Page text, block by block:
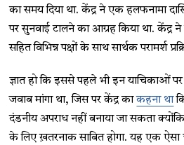
का समय दिया था. केंद्र ने एक हलफनामा
पर सुनवाई टालने का आग्रह किया था. केंद्र ने
सहित विभिन्न पक्षों के साथ सार्थक परामर्श
ज्ञात हो कि इससे पहले भी इन याचिकाओं
जवाब मांगा था, जिस पर केंद्र काकहना था
दंडनीय अपराध नहीं बनाया जा सकता
के लिए ख़तरनाक साबित होगा. यह एक